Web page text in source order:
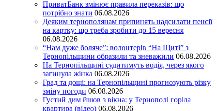
ПриватБанк змінює правила переказів: що
потрібно знати 06.08.2026
Деяким тернополянам припинять надсилати пенсії
на картку: що треба зробити до 15 вересня
06.08.2026
“Нам дуже боляче”: волонтерів “На Щиті” з
Тернопільщини образили та зневажили 06.08.2026
На Тернопільщині судитимуть водія, через якого
загинула жінка 06.08.2026
Град та дощі: на Тернопільщині прогнозують різку
зміну погоди 06.08.2026
Густий дим йшов з вікна: у Тернополі горіла
квартира (відео) 06.08.2026